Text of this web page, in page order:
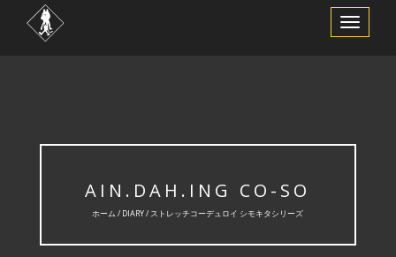
ナ
ビ
替
AIN.DAH.ING CO-SO
ホーム / DIARY/ ストレッチコーデュロイ シモキタシリーズ